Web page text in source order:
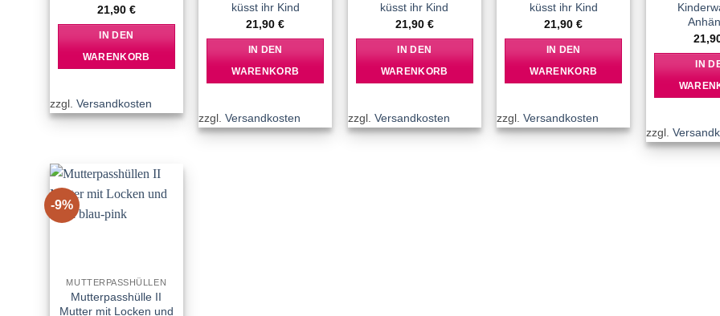
21,90 €
IN DEN
WARENKORB
zzgl. Versandkosten
küsst ihr Kind
21,90€
IN DEN
WARENKORB
zzgl.Versandkosten
küsst ihr Kind
21,90 €
IN DEN
WARENKORB
zzgl. Versandkosten
küsst ihr Kind
21,90€
IN DEN
WARENKORB
zzgl.Versandkosten
IN
zzgl.
-9%
MUTTERPASSHÜLLEN
Mutterpasshülle II
Mutter mit Locken und